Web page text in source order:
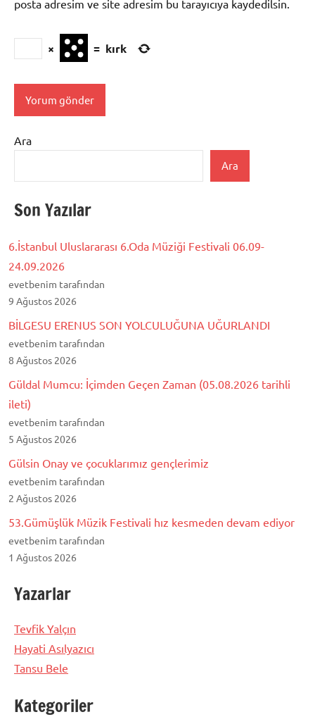
posta adresim ve site adresim bu tarayıcıya kaydedilsin.
× = kırk
Ara
Ara
Son Yazılar
6.İstanbul Uluslararası 6.Oda Müziği Festivali 06.09-
24.09.2026
evetbenim tarafından
9 Ağustos 2026
BİLGESU ERENUS SON YOLCULUĞUNA UĞURLANDI
evetbenim tarafından
8 Ağustos 2026
Güldal Mumcu: İçimden Geçen Zaman (05.08.2026 tarihli
ileti)
evetbenim tarafından
5 Ağustos 2026
Gülsin Onay ve çocuklarımız gençlerimiz
evetbenim tarafından
2 Ağustos 2026
53.Gümüşlük Müzik Festivali hız kesmeden devam ediyor
evetbenim tarafından
1 Ağustos 2026
Yazarlar
Tevfik Yalçın
Hayati Asılyazıcı
Tansu Bele
Kategoriler